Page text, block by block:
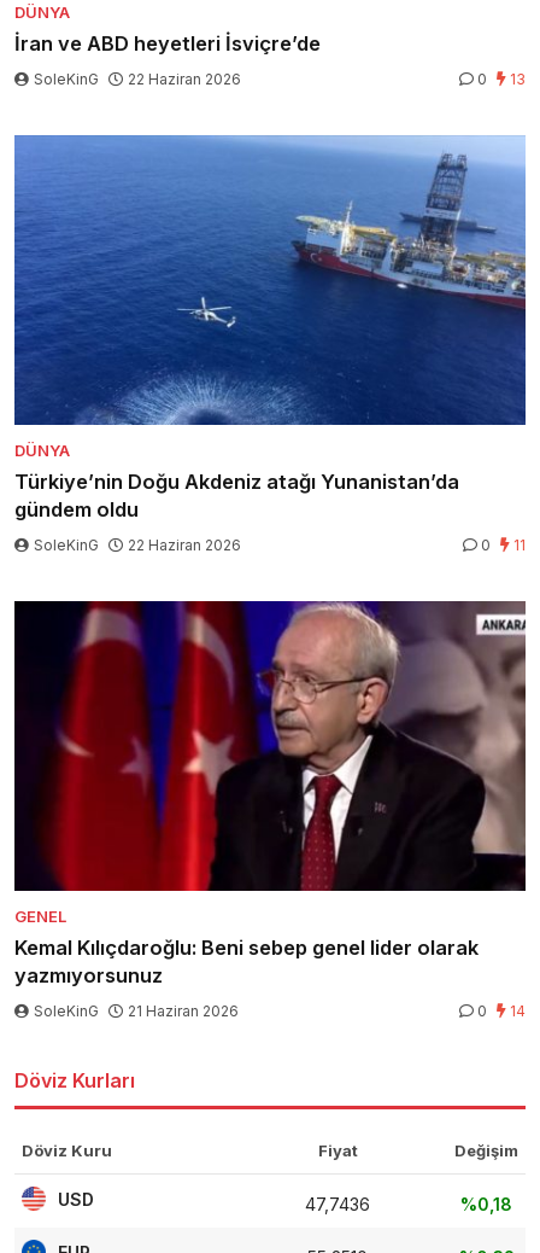
DÜNYA
İran ve ABD heyetleri İsviçre’de
SoleKinG 22 Haziran 2026 0 13
DÜNYA
Türkiye’nin Doğu Akdeniz atağı Yunanistan’da
gündem oldu
SoleKinG 22 Haziran 2026 0 11
GENEL
Kemal Kılıçdaroğlu: Beni sebep genel lider olarak
yazmıyorsunuz
SoleKinG 21 Haziran 2026 0 14
Döviz Kurları
Döviz Kuru Fiyat Değişim
USD 47,7436 %0,18